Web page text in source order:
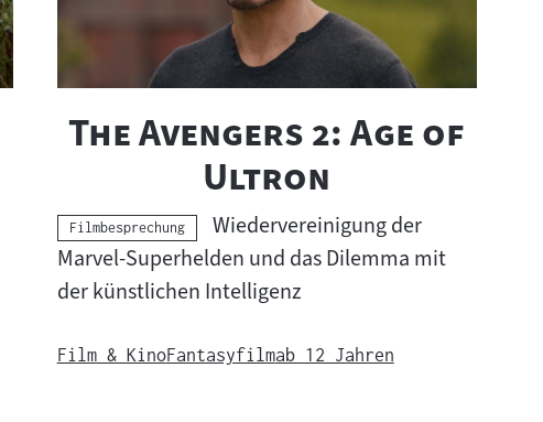
"
The Avengers 2: Age of
Ultron
Kategorie:
Filmbesprechung
Wiedervereinigung der
Marvel-Superhelden und das Dilemma mit
der künstlichen Intelligenz
Film & KinoFantasyfilmab 12 Jahren